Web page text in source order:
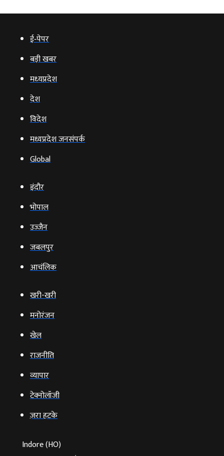
ई‑पेपर
बड़ी खबर
मध्‍यप्रदेश
देश
विदेश
मध्यप्रदेश जनसंपर्क
Global
इंदौर
भोपाल
उज्‍जैन
जबलपुर
आचंलिक
खरी-खरी
मनोरंजन
खेल
राजनीति
व्‍यापार
टेक्‍नोलॉजी
ज़रा हटके
Indore (HO)